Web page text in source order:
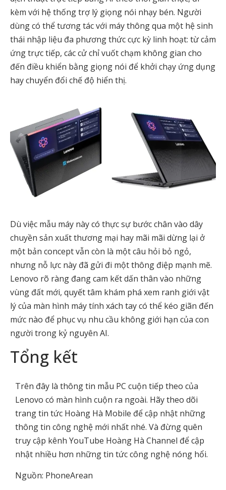
kèm với hệ thống trợ lý giọng nói nhạy bén. Người
dùng có thể tương tác với máy thông qua một hệ sinh
thái nhập liệu đa phương thức cực kỳ linh hoạt: từ cảm
ứng trực tiếp, các cử chỉ vuốt chạm không gian cho
đến điều khiển bằng giọng nói để khởi chạy ứng dụng
hay chuyển đổi chế độ hiển thị.
Dù việc mẫu máy này có thực sự bước chân vào dây
chuyền sản xuất thương mại hay mãi mãi dừng lại ở
một bản concept vẫn còn là một câu hỏi bỏ ngỏ,
nhưng nỗ lực này đã gửi đi một thông điệp mạnh mẽ.
Lenovo rõ ràng đang cam kết dấn thân vào những
vùng đất mới, quyết tâm khám phá xem ranh giới vật
lý của màn hình máy tính xách tay có thể kéo giãn đến
mức nào để phục vụ nhu cầu không giới hạn của con
người trong kỷ nguyên AI.
Tổng kết
Trên đây là thông tin mẫu PC cuộn tiếp theo của
Lenovo có màn hình cuộn ra ngoài. Hãy theo dõi
trang tin tức Hoàng Hà Mobile để cập nhật những
thông tin công nghệ mới nhất nhé. Và đừng quên
truy cập kênh YouTube Hoàng Hà Channel để cập
nhật nhiều hơn những tin tức công nghệ nóng hổi.
Nguồn: PhoneArean